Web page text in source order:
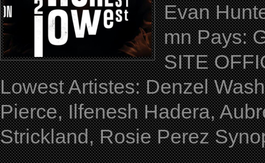
Evan
mn Pays:
SITE
Lowest Artistes: Denzel
Pierce, Ilfenesh Hadera,
Strickland, Rosie Perez